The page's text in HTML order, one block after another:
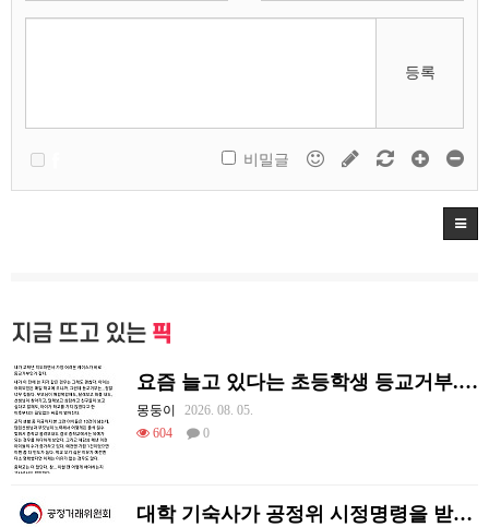
등록
비밀글
지금 뜨고 있는 픽
요즘 늘고 있다는 초등학생 등교거부.jpg
몽둥이
2026. 08. 05.
604
0
대학 기숙사가 공정위 시정명령을 받게 된 썰.jpg